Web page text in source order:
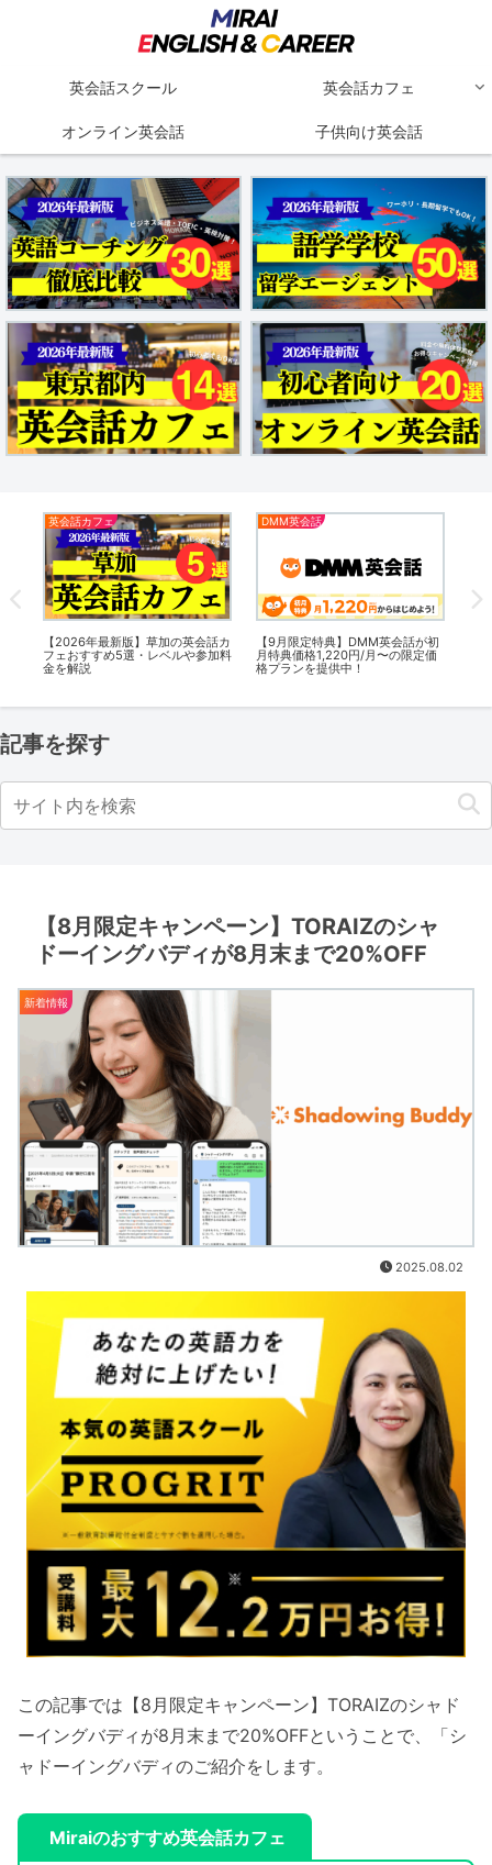
英会話スクール 英会話カフェ
オンライン英会話 子供向け英会話
英会話カフェ
【2026年最新版】草加の英会話カ
フェおすすめ5選・レベルや参加料
金を解説
DMM英会話
【9月限定特典】DMM英会話が初
月特典価格1,220円/月〜の限定価
格プランを提供中！
記事を探す
【8月限定キャンペーン】TORAIZのシャ
ドーイングバディが8月末まで20%OFF
新着情報
2025.08.02
この記事では【8月限定キャンペーン】TORAIZのシャド
ーイングバディが8月末まで20%OFFということで、「シ
ャドーイングバディのご紹介をします。
Miraiのおすすめ英会話カフェ